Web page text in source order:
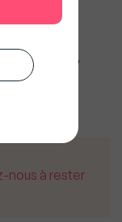
10 des
Paris,
Nice, Lille,
nous à rester